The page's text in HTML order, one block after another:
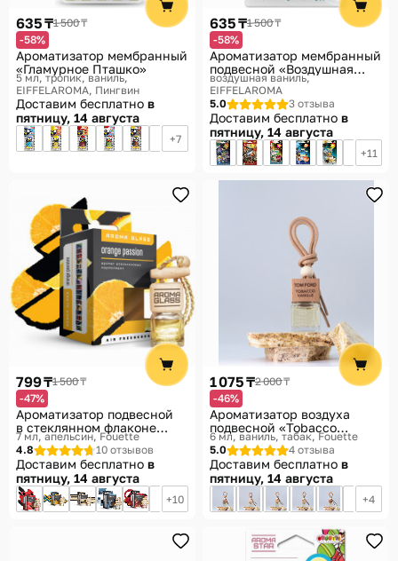
635 ₸1 500 ₸
-58%
Ароматизатор мембранный
«Гламурное Пташко»
5 мл, тропик, ваниль
EIFFELAROMA, Пингвин
Доставим бесплатно в
пятницу, 14 августа
7
635 ₸1 500 ₸
-58%
Ароматизатор мембранный
подвесной «Воздушная
ваниль»
воздушная ваниль
EIFFELAROMA
5.0
3 отзыва
Доставим бесплатно в
пятницу, 14 августа
11
799 ₸1 500 ₸
-47%
Ароматизатор подвесной
в стеклянном флаконе
«Orange Passion»
7 мл, апельсин Fouette
4.8
10 отзывов
Доставим бесплатно в
пятницу, 14 августа
10
1 075 ₸2 000 ₸
-46%
Ароматизатор воздуха
подвесной «Tobacco
Vanille»
6 мл, ваниль, табак Fouette
5.0
4 отзыва
Доставим бесплатно в
пятницу, 14 августа
4